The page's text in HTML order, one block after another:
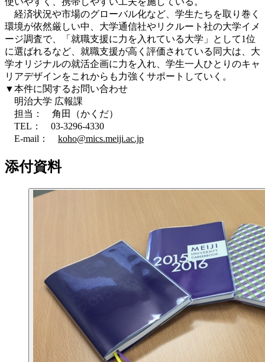
経済状況や市場のグローバル化など、学生たちを取り巻く
環境が依然厳しい中、大学通信社やリクルート社の大学イメ
ージ調査で、「就職支援に力を入れている大学」として1位
に選ばれるなど、就職支援が高く評価されている同大は、大
学オリジナルの就活企画に力を入れ、学生一人ひとりのキャ
リアデザインをこれからも力強くサポートしていく。
▼本件に関するお問い合わせ
明治大学 広報課
担当： 角田（かくだ）
TEL： 03-3296-4330
E-mail： koho@mics.meiji.ac.jp
添付資料